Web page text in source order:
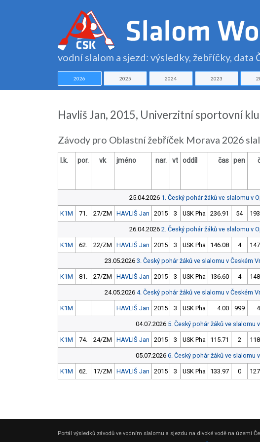
vodní slalom a sjezd: výsledky, žebříčky, data
2026 2025 2024 2023
Havliš Jan, 2015, Univerzitní sportovní
Závody pro Oblastní žebříček Morava 2026
l.k. por. vk jméno nar. vt oddíl čas pen
25.04.2026 1. Český pohár žáků ve slalomu v
K1M 71. 27/ZM HAVLIŠ Jan 2015 3 USK Pha 236.91 54
26.04.2026 2. Český pohár žáků ve slalomu v
K1M 62. 22/ZM HAVLIŠ Jan 2015 3 USK Pha 146.08 4
23.05.2026 3. Český pohár žáků ve slalomu v Českém
K1M 81. 27/ZM HAVLIŠ Jan 2015 3 USK Pha 136.60 4
24.05.2026 4. Český pohár žáků ve slalomu v Českém
K1M HAVLIŠ Jan 2015 3 USK Pha 4.00 999
04.07.2026 5. Český pohár žáků ve slalomu
K1M 74. 24/ZM HAVLIŠ Jan 2015 3 USK Pha 115.71 2
05.07.2026 6. Český pohár žáků ve slalomu
K1M 62. 17/ZM HAVLIŠ Jan 2015 3 USK Pha 133.97 0
Portál výsledků závodů ve vodním slalomu a sjezdu na divoké vodě na území